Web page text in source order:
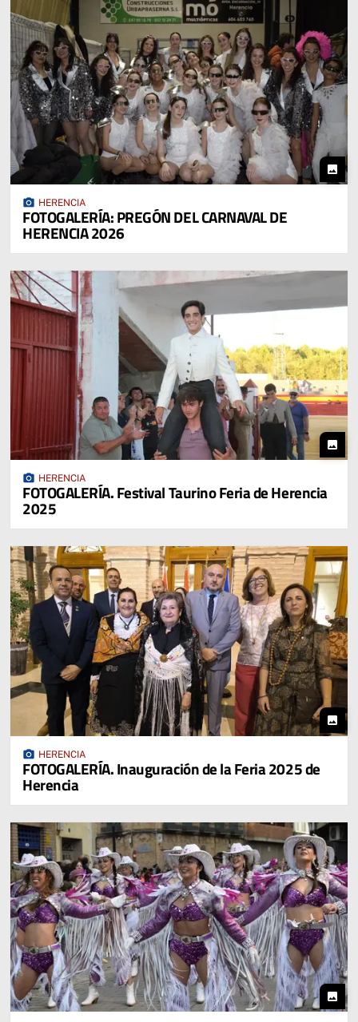
photo
photo_camera HERENCIA
FOTOGALERÍA: PREGÓN DEL CARNAVAL DE
HERENCIA 2026
photo
photo_camera HERENCIA
FOTOGALERÍA. Festival Taurino Feria de Herencia
2025
photo
photo_camera HERENCIA
FOTOGALERÍA. Inauguración de la Feria 2025 de
Herencia
photo